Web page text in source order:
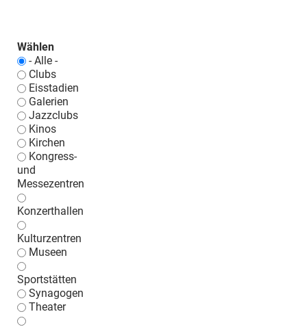
Wählen
- Alle -
Clubs
Eisstadien
Galerien
Jazzclubs
Kinos
Kirchen
Kongress-
und
Messezentren
Konzerthallen
Kulturzentren
Museen
Sportstätten
Synagogen
Theater